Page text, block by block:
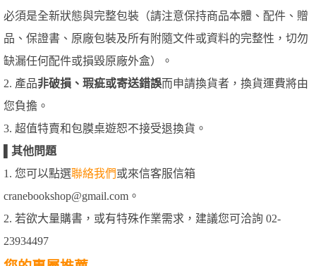
必須是全新狀態與完整包裝（請注意保持商品本體、配件、贈
品、保證書、原廠包裝及所有附隨文件或資料的完整性，切勿
缺漏任何配件或損毀原廠外盒）。
2. 產品非破損、瑕疵或寄送錯誤而申請換貨者，換貨運費將由
您負擔。
3. 超值特賣和包膜桌遊恕不接受退換貨。
其他問題
1. 您可以點選聯絡我們或來信客服信箱
cranebookshop@gmail.com。
2. 若欲大量購書，或有特殊作業需求，建議您可洽詢 02-
23934497